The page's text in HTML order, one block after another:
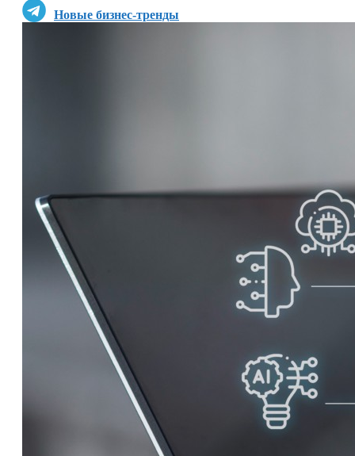
Новые бизнес-тренды